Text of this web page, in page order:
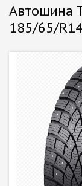
Автошина
185/65/